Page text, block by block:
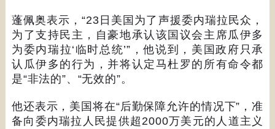
蓬佩奥表示，“23 日美国为了声援委内瑞拉民众，
为了支持民主，自豪地承认该国议会主席瓜伊多
为委内瑞拉‘ 临时总统’” ，他说到，美国政府只承
认瓜伊多的行为，并将认定马杜罗的所有命令都
是“非法的”、 “无效的”。
他还表示，美国将在“后勤保障允许的情况下” ，准
备向委内瑞拉人民提供超 2000万美元的人道主义